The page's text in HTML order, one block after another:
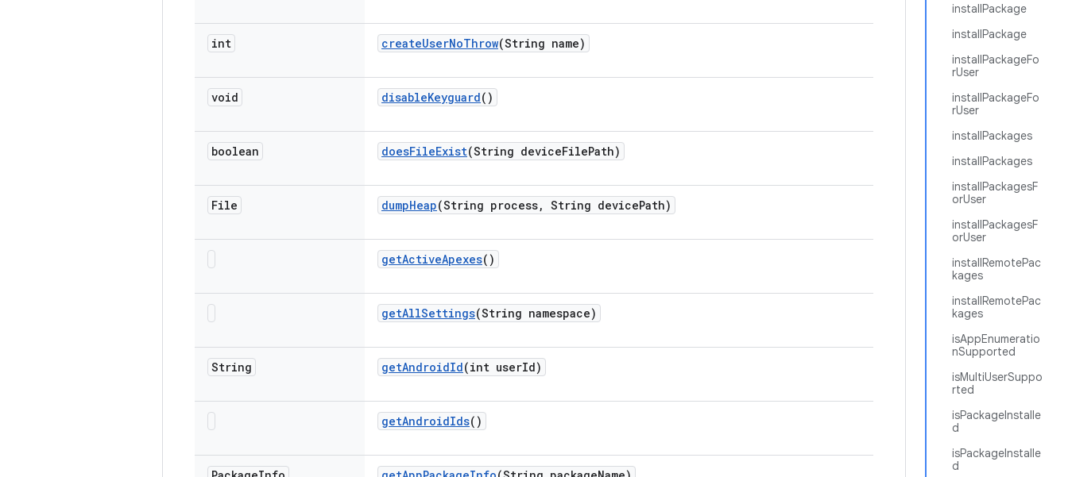
installPackage
installPackage
installPackageFo
rUser
installPackageFo
rUser
installPackages
installPackages
installPackagesF
orUser
installPackagesF
orUser
installRemotePac
kages
installRemotePac
kages
isAppEnumeratio
nSupported
isMultiUserSuppo
rted
isPackageInstalle
d
isPackageInstalle
d
int createUserNoThrow(String name)
void disableKeyguard()
boolean doesFileExist(String deviceFilePath)
File dumpHeap(String process, String devicePath)
getActiveApexes()
getAllSettings(String namespace)
String getAndroidId(int userId)
getAndroidIds()